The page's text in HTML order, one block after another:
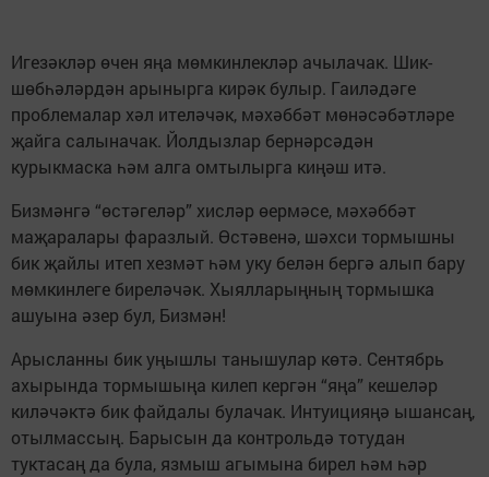
Игезәкләр өчен яңа мөмкинлекләр ачылачак. Шик-
шөбһәләрдән арынырга кирәк булыр. Гаиләдәге
проблемалар хәл ителәчәк, мәхәббәт мөнәсәбәтләре
җайга салыначак. Йолдызлар бернәрсәдән
курыкмаска һәм алга омтылырга киңәш итә.
Бизмәнгә “өстәгеләр” хисләр өермәсе, мәхәббәт
маҗаралары фаразлый. Өстәвенә, шәхси тормышны
бик җайлы итеп хезмәт һәм уку белән бергә алып бару
мөмкинлеге биреләчәк. Хыялларыңның тормышка
ашуына әзер бул, Бизмән!
Арысланны бик уңышлы танышулар көтә. Сентябрь
ахырында тормышыңа килеп кергән “яңа” кешеләр
киләчәктә бик файдалы булачак. Интуицияңә ышансаң,
отылмассың. Барысын да контрольдә тотудан
туктасаң да була, язмыш агымына бирел һәм һәр